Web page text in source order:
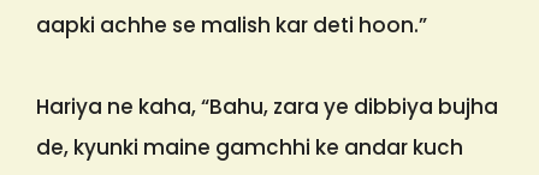
aapki achhe se malish kar deti hoon.”
Hariya ne kaha, “Bahu, zara ye dibbiya bujha
de, kyunki maine gamchhi ke andar kuch